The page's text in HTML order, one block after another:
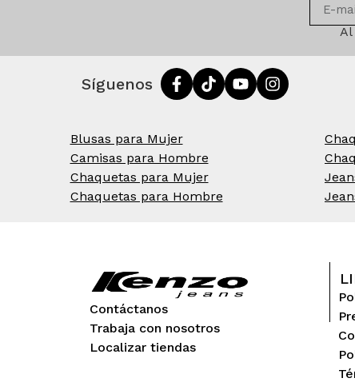
Síguenos
Blusas para Mujer
Camisas para Hombre
Chaquetas para Mujer
Chaquetas para Hombre
Contáctanos
Trabaja con nosotros
Localizar tiendas